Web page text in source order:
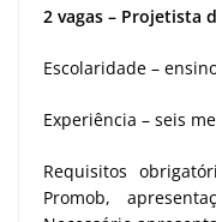
2 vagas – Projetista
Escolaridade –
Experiência – seis
Requisitos
Promob,